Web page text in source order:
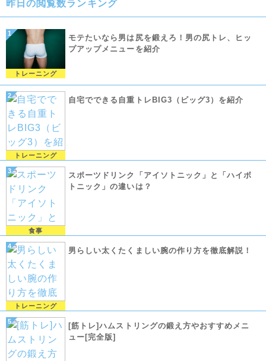
昨日の閲覧数ランキング
トレーニング
モテたいなら男は尻を鍛えろ！男の尻トレ、ヒッ
プアップメニューを紹介
トレーニング
自宅でできる自重トレBIG3（ビッグ3）を紹介
食事
スポーツドリンク「アイソトニック」と「ハイボ
トニック」の違いは？
トレーニング
男らしい太くたくましい腕の作り方を徹底解説！
[筋トレ]ハムストリングの鍛え方やおすすめメニ
ュー[完全版]